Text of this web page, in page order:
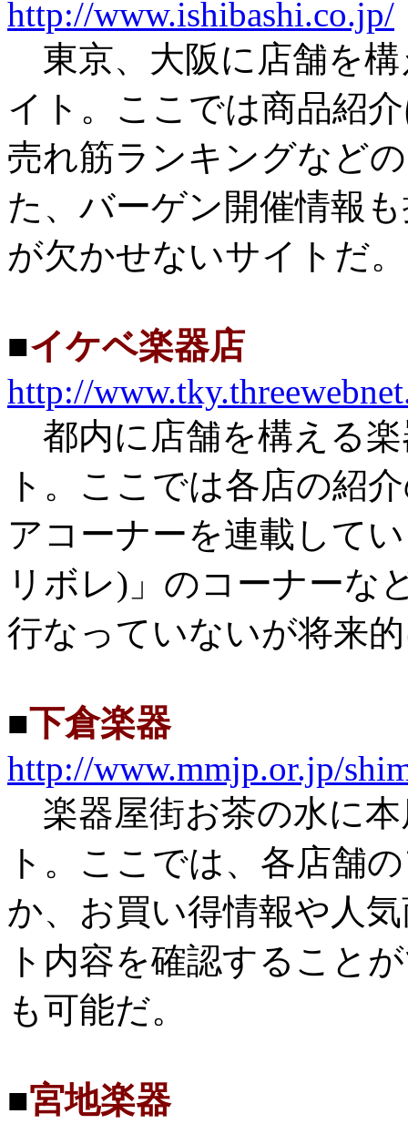
http://www.ishibashi.co.jp/
東京、大阪に店舗を構
イト。ここでは商品紹
売れ筋ランキングなど
た、バーゲン開催情報
が欠かせないサイトだ。
■イケベ楽器店
http://
都内に店舗を構える
ト。ここでは各店の紹
アコーナーを連載して
リボレ)」のコーナーな
行なっていないが将来
■下倉楽器
http://www.mmjp.or.jp/
楽器屋街お茶の水に
ト。ここでは、各店舗
か、お買い得情報や人
ト内容を確認すること
も可能だ。
■宮地楽器